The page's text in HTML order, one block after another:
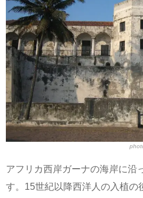
アフリカ西岸ガーナの海岸に沿
す。15世紀以降西洋人の入植の